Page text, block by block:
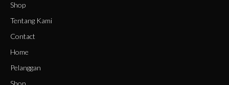
Shop
Tentang Kami
Contact
Home
Pelanggan
Shop